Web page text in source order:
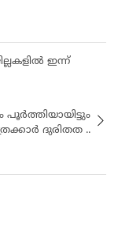
ഇന്ന്
ദുരിതത ..